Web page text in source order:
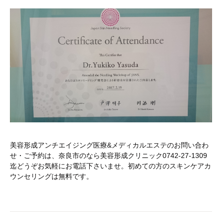
美容形成アンチエイジング医療&メディカルエステのお問い合わ
せ・ご予約は、奈良市のなら美容形成クリニック0742-27-1309
迄どうぞお気軽にお電話下さいませ。初めての方のスキンケアカ
ウンセリングは無料です。